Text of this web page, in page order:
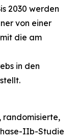
2030 werden
von einer
die am
in den
randomisierte,
IIb-Studie